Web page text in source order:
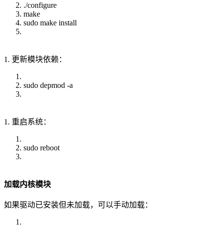
./configure
make
sudo make install
1. 更新模块依赖：
sudo depmod -a
1. 重启系统：
sudo reboot
加载内核模块
如果驱动已安装但未加载，可以手动加载：